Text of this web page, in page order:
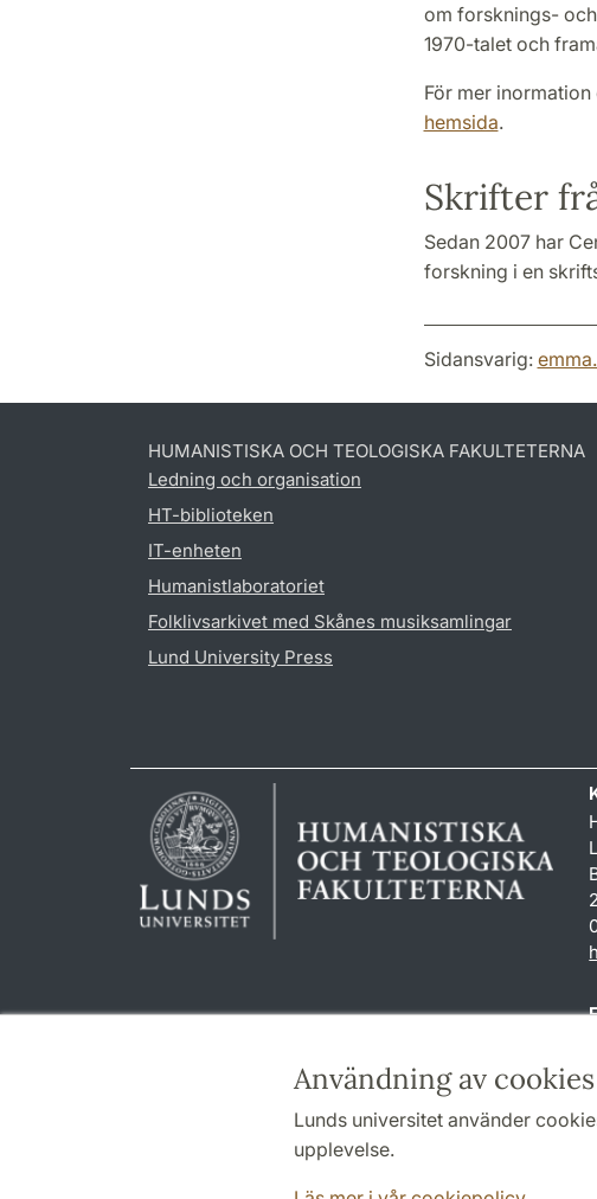
Användning av cookies
Lunds universitet använder
upplevelse.
om forsknings-
1970-talet och
För mer
hemsida.
Skrifter
Sedan 2007 har
forskning i en
Sidansvarig:
HUMANISTISKA OCH TEOLOGISKA FAKULTETERNA
Ledning och organisation
HT-biblioteken
IT-enheten
Humanistlaboratoriet
Folklivsarkivet med Skånes musiksamlingar
Lund University Press